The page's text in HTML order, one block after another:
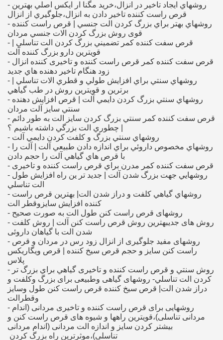
- روشهاي ايجاد تاخير در انزال،خريد مگنا ار ايكس اصلي بهترین
قرص راست کننده تاخير دادن به انزال،جلوگيري از انزال
- روشهاي بهتر براي بزرگ كردن الت جنسي | قرص راست کننده
قوی روش بزرگ كردن الات جنسي مردان
- قرص سفت کننده کمر تضميني بزرگ كردن الت تناسلي |
قويترين دارو بزرگ كننده آلت
- قرص سفت کننده کمر قرص راست کننده و تاخیری كننده انزال
زود هنگام تاخير دهنده هاي جديد
- روشهاي سنتي براي افزايش طولي و قطري الات تناسلي |
برترين و قويترين روش در طب گياهي
- روشهاي سنتي بزرگ كردن دايمي آلت | قرص افزايش دهنده
سنتي سايز آلت مردان
- قرص سفت کننده کمر سنتي بزرگ كردن سايز الت به طور دائم
| چطوري الت بزرگي داشته باشيم ؟
- روشهاي سنتي بزرگ و كلفت كردن دايمي آلت
- روشهاي مخصوص داروئي براي اندازه دادن طبيعي آلت | آلت را
با قرص هاي گياهي آلت را حجم دادن
- قرص سفت کننده کمر مدرن براي قرص راست کننده و تاخیری
- روشهايي جهت بزرگ شدن آلت | جديد تر ين راه افزايش طول
الت تناسلي
- روشهاي گياهي كلفت و دراز شدن الت| بهترین قرص راست
کننده افزايش سايزوقطر الت
- روشهای قرص راست کنن طول الت به صورت صحیح
- روش های جدیبهترین روش قرص راست کنن آلت | روش کلفت
شدن الت با گیاهان داروئی
- روشهای مفید جلوگیری از انزال زود رس در مردان و قرص
راست کنن سایز و حجم قرص سیخ کننده | قرص ویگاریکس
پلاس
- روش سنتي و قرص راست کننده و تاخیری گياهي براي بزرگ تر
كردن الت تناسلي- روشهای گیاهی وطبیعی برای بزرگ وکلفت و
دراز شدن الت| قرص سیخ کننده قرص راست کنن طول وسایز
وقطرالت
- روشهایی برای قرص راست کننده و تاخیری مردانی (اندام
مردانی تناسلی)،قویترین راهها و شیوه های قرص راست کنن و
بیشتر کردن سایز و اندازه الت مردانی (اندام مردانی